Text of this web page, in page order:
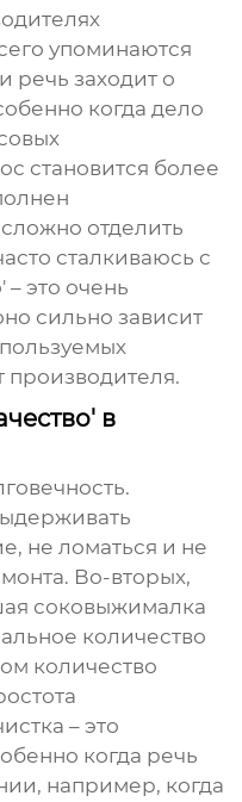
упоминаются
речь заходит о
когда дело
становится более
отделить
сталкиваюсь с
– это очень
сильно зависит
производителя.
в
не ломаться и не
Во-вторых,
соковыжималка
количество
количество
– это
когда речь
например, когда